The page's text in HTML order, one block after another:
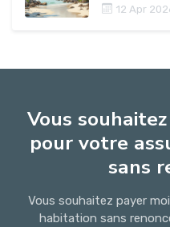
12 Apr
Vous
pour votre
sans
Vous souhaitez payer
habitation sans